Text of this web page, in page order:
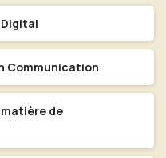
Communication
de